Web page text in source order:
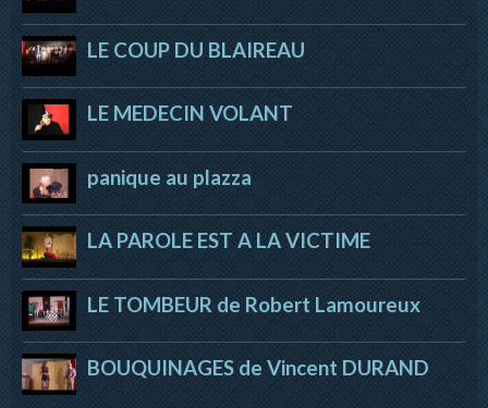
LE COUP DU BLAIREAU
LE MEDECIN VOLANT
panique au plazza
LA PAROLE EST A LA VICTIME
LE TOMBEUR de Robert Lamoureux
BOUQUINAGES de Vincent DURAND